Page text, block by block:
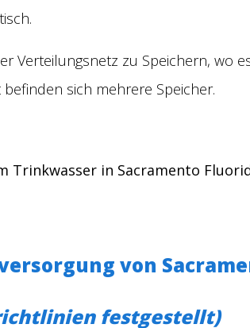
Verteilungsnetz zu Speichern, wo
sich mehrere Speicher.
Trinkwasser in Sacramento
von
festgestellt)